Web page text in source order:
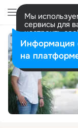
Мы
сервисы для
настроить
Разрешить
Информация
на